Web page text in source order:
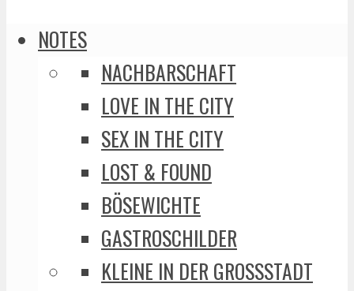
NOTES
NACHBARSCHAFT
LOVE IN THE CITY
SEX IN THE CITY
LOST & FOUND
BÖSEWICHTE
GASTROSCHILDER
KLEINE IN DER GROSSSTADT